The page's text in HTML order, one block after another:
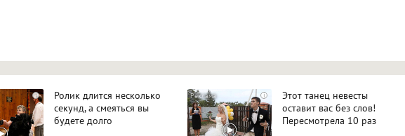
i
Ролик длится несколько
секунд, а смеяться вы
будете долго
i
Этот танец невесты
оставит вас без слов!
Пересмотрела 10 раз